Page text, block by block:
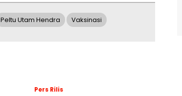
Peltu Utam Hendra Vaksinasi
Pers Rilis